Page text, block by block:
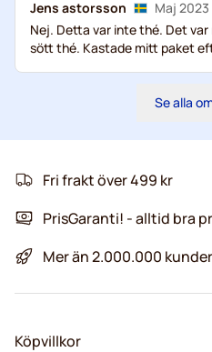
Jens astorsson
Maj 2023
Nej. Detta var inte thé. Det
sött thé. Kastade mitt paket
Se alla
Fri frakt över 499 kr
PrisGaranti! - alltid bra
Mer än 2.000.000
Köpvillkor